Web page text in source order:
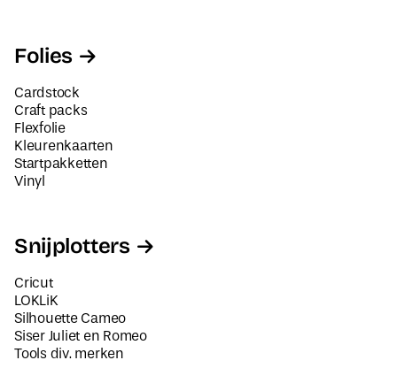
Folies
Cardstock
Craft packs
Flexfolie
Kleurenkaarten
Startpakketten
Vinyl
Snijplotters
Cricut
LOKLiK
Silhouette Cameo
Siser Juliet en Romeo
Tools div. merken